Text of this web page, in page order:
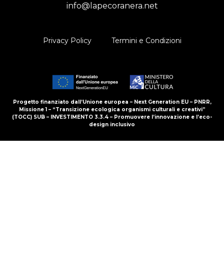
info@lapecoranera.net
Privacy Policy Termini e Condizioni
Progetto finanziato dall’Unione europea – Next Generation EU – PNRR,
Missione 1 – “Transizione ecologica organismi culturali e creativi”
(TOCC) SUB – INVESTIMENTO 3.3.4 – Promuovere l’innovazione e l’eco-
design inclusivo